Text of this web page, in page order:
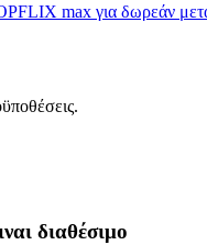
max για δωρεάν
διαθέσιμο